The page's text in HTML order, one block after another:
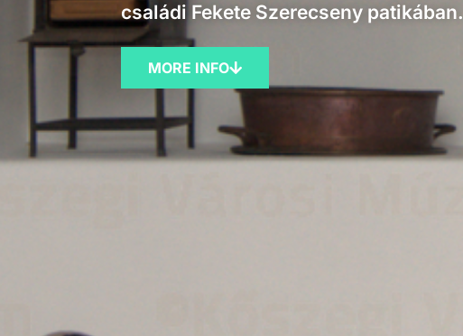
családi Fekete Szerecseny patikában.
MORE INFO